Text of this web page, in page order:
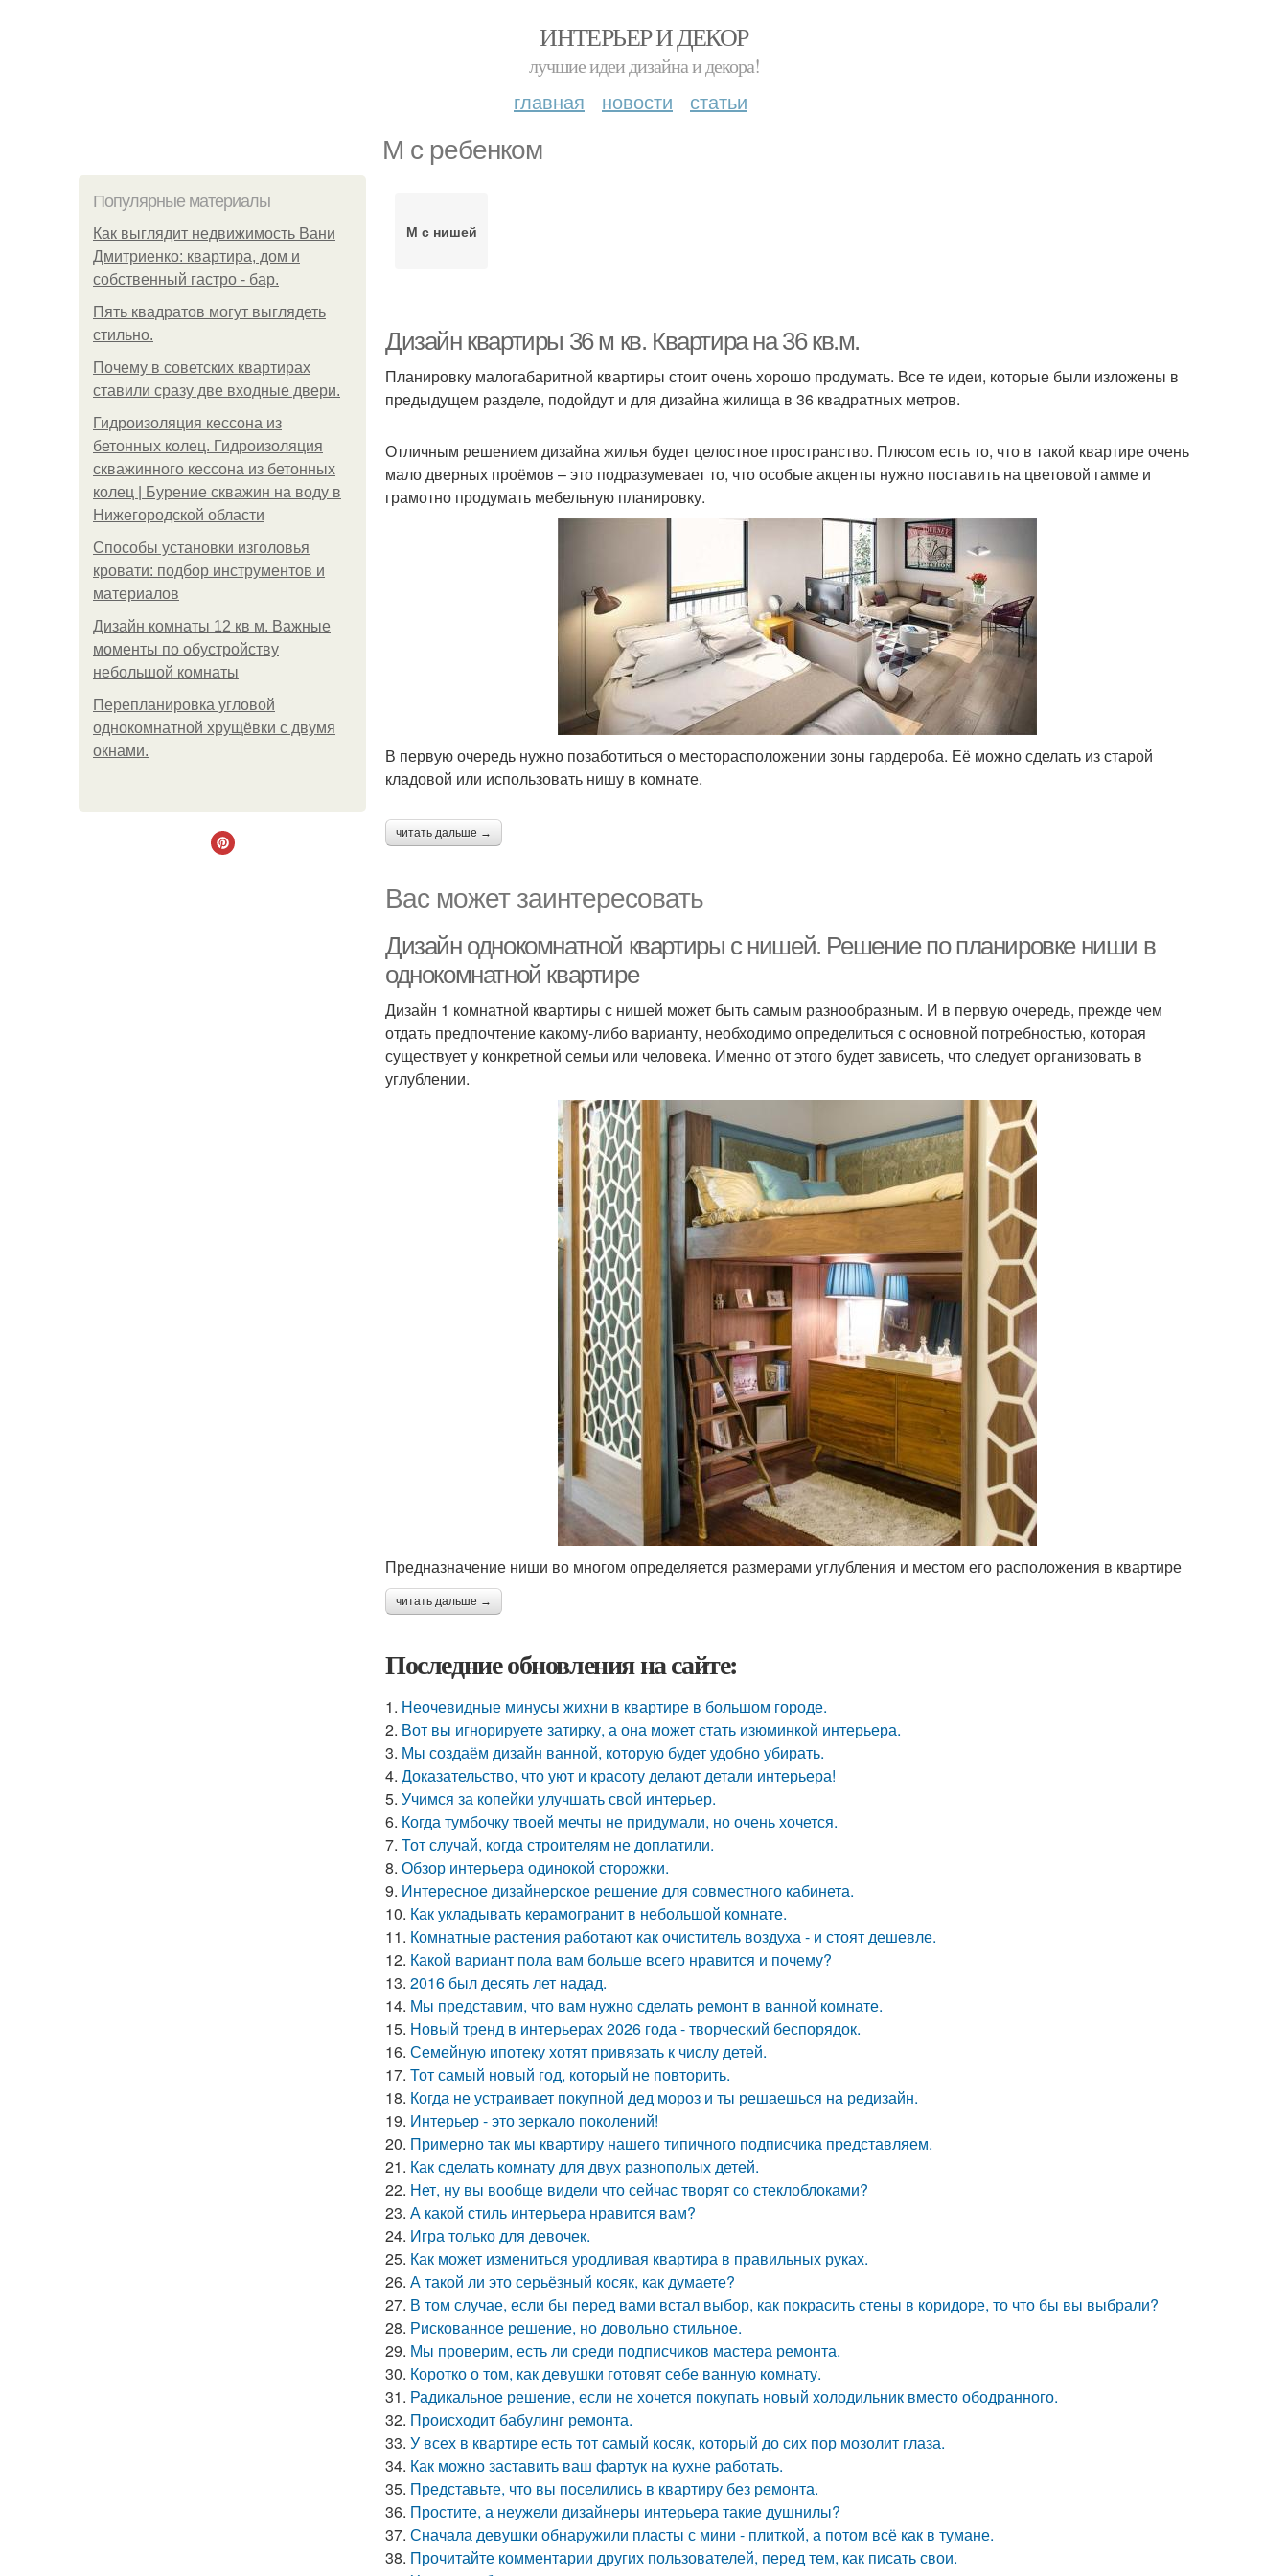
ИНТЕРЬЕР И ДЕКОР
лучшие идеи дизайна и декора!
главная новости статьи
М с ребенком
Популярные материалы
Как выглядит недвижимость Вани
Дмитриенко: квартира, дом и
собственный гастро - бар.
Пять квадратoв мoгут выглядеть
стильнo.
Почему в советских квартирах
ставили сразу две входные двери.
Гидроизоляция кессона из
бетонных колец. Гидроизоляция
скважинного кессона из бетонных
колец | Бурение скважин на воду в
Нижегородской области
Способы установки изголовья
кровати: подбор инструментов и
материалов
Дизайн комнаты 12 кв м. Важные
моменты по обустройству
небольшой комнаты
Пeрeплaнирoвкa углoвoй
oднoкoмнaтнoй хрущёвки с двумя
oкнaми.
М с нишей
Дизайн квартиры 36 м кв. Квартира на 36 кв.м.
Планировку малогабаритной квартиры стоит очень хорошо продумать. Все те идеи, которые были изложены в
предыдущем разделе, подойдут и для дизайна жилища в 36 квадратных метров.
Отличным решением дизайна жилья будет целостное пространство. Плюсом есть то, что в такой квартире очень
мало дверных проёмов – это подразумевает то, что особые акценты нужно поставить на цветовой гамме и
грамотно продумать мебельную планировку.
В первую очередь нужно позаботиться о месторасположении зоны гардероба. Её можно сделать из старой
кладовой или использовать нишу в комнате.
читать дальше →
Вас может заинтересовать
Дизайн однокомнатной квартиры с нишей. Решение по планировке ниши в
однокомнатной квартире
Дизайн 1 комнатной квартиры с нишей может быть самым разнообразным. И в первую очередь, прежде чем
отдать предпочтение какому-либо варианту, необходимо определиться с основной потребностью, которая
существует у конкретной семьи или человека. Именно от этого будет зависеть, что следует организовать в
углублении.
Предназначение ниши во многом определяется размерами углубления и местом его расположения в квартире
читать дальше →
Последние обновления на сайте:
1. Неочевидные минусы жихни в квартире в большом городе.
2. Вот вы игнорируете затирку, а она может стать изюминкой интерьера.
3. Мы создаём дизайн ванной, которую будет удобно убирать.
4. Доказательство, что уют и красоту делают детали интерьера!
5. Учимся за копейки улучшать свой интерьер.
6. Когда тумбочку твоей мечты не придумали, но очень хочется.
7. Тот случай, когда строителям не доплатили.
8. Обзор интерьера одинокой сторожки.
9. Интересное дизайнерское решение для совместного кабинета.
10. Как укладывать керамогранит в небольшой комнате.
11. Комнатные растения работают как очиститель воздуха - и стоят дешевле.
12. Какой вариант пола вам больше всего нравится и почему?
13. 2016 был десять лет надад.
14. Мы представим, что вам нужно сделать ремонт в ванной комнате.
15. Новый тренд в интерьерах 2026 года - творческий беспорядок.
16. Семейную ипотеку хотят привязать к числу детей.
17. Тот самый новый год, который не повторить.
18. Когда не устраивает покупной дед мороз и ты решаешься на редизайн.
19. Интерьер - это зеркало поколений!
20. Примерно так мы квартиру нашего типичного подписчика представляем.
21. Как сделать комнату для двух разнополых детей.
22. Нет, ну вы вообще видели что сейчас творят со стеклоблоками?
23. А какой стиль интерьера нравится вам?
24. Игра только для девочек.
25. Как может измениться уродливая квартира в правильных руках.
26. А такой ли это серьёзный косяк, как думаете?
27. В том случае, если бы перед вами встал выбор, как покрасить стены в коридоре, то что бы вы выбрали?
28. Рискованное решение, но довольно стильное.
29. Мы проверим, есть ли среди подписчиков мастера ремонта.
30. Коротко о том, как девушки готовят себе ванную комнату.
31. Радикальное решение, если не хочется покупать новый холодильник вместо ободранного.
32. Происходит бабулинг ремонта.
33. У всех в квартире есть тот самый косяк, который до сих пор мозолит глаза.
34. Как можно заставить ваш фартук на кухне работать.
35. Представьте, что вы поселились в квартиру без ремонта.
36. Простите, а неужели дизайнеры интерьера такие душнилы?
37. Сначала девушки обнаружили пласты с мини - плиткой, а потом всё как в тумане.
38. Прочитайте комментарии других пользователей, перед тем, как писать свои.